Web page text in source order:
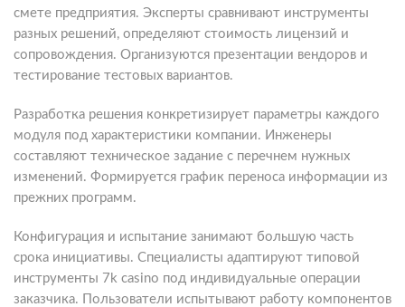
смете предприятия. Эксперты сравнивают инструменты
разных решений, определяют стоимость лицензий и
сопровождения. Организуются презентации вендоров и
тестирование тестовых вариантов.
Разработка решения конкретизирует параметры каждого
модуля под характеристики компании. Инженеры
составляют техническое задание с перечнем нужных
изменений. Формируется график переноса информации из
прежних программ.
Конфигурация и испытание занимают большую часть
срока инициативы. Специалисты адаптируют типовой
инструменты 7k casino под индивидуальные операции
заказчика. Пользователи испытывают работу компонентов